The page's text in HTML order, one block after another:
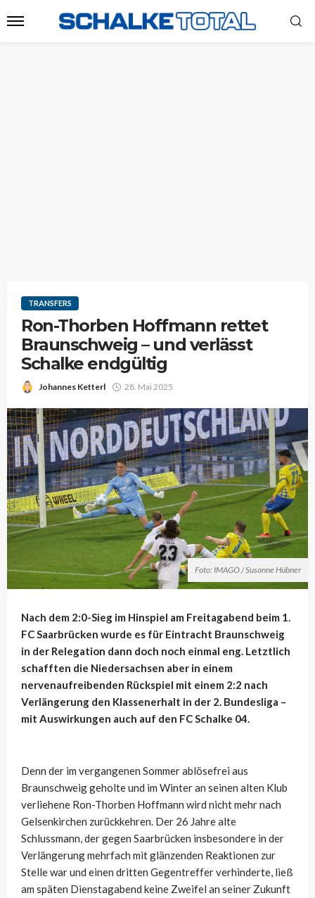
TRANSFERS
Ron-Thorben Hoffmann rettet
Braunschweig – und verlässt
Schalke endgültig
Johannes Ketterl 28. Mai 2025
Foto: IMAGO / Susanne Hübner
Nach dem 2:0-Sieg im Hinspiel am Freitagabend beim 1.
FC Saarbrücken wurde es für Eintracht Braunschweig
in der Relegation dann doch noch einmal eng. Letztlich
schafften die Niedersachsen aber in einem
nervenaufreibenden Rückspiel mit einem 2:2 nach
Verlängerung den Klassenerhalt in der 2. Bundesliga –
mit Auswirkungen auch auf den FC Schalke 04.
Denn der im vergangenen Sommer ablösefrei aus
Braunschweig geholte und im Winter an seinen alten Klub
verliehene Ron-Thorben Hoffmann wird nicht mehr nach
Gelsenkirchen zurückkehren. Der 26 Jahre alte
Schlussmann, der gegen Saarbrücken insbesondere in der
Verlängerung mehrfach mit glänzenden Reaktionen zur
Stelle war und einen dritten Gegentreffer verhinderte, ließ
am späten Dienstagabend keine Zweifel an seiner Zukunft